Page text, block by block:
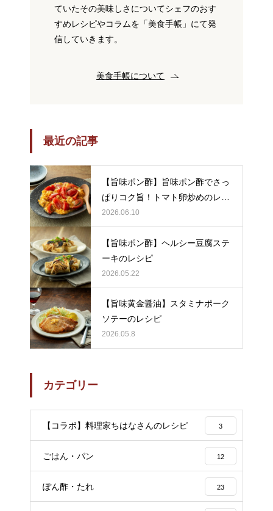
ていたその美味しさについてシェフのおす
すめレシピやコラムを「美食手帳」にて発
信していきます。
美食手帳について
最近の記事
【旨味ポン酢】旨味ポン酢でさっ
ぱりコク旨！トマト卵炒めのレシ
ピ
2026.06.10
【旨味ポン酢】ヘルシー豆腐ステ
ーキのレシピ
2026.05.22
【旨味黄金醤油】スタミナポーク
ソテーのレシピ
2026.05.8
カテゴリー
【コラボ】料理家ちはなさんのレシピ 3
ごはん・パン 12
ぽん酢・たれ 23